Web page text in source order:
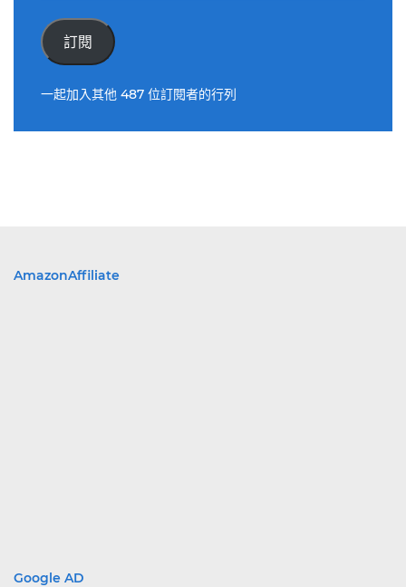
件
位
訂閱
一起加入其他 487 位訂閱者的行列
AmazonAffiliate
Google AD